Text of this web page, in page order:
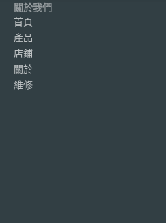
關於我們
首頁
產品
店鋪
關於
維修